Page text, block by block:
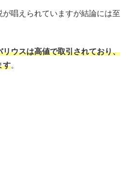
唱えられていますが結論には至
リウスは高値で取引されており、
す。